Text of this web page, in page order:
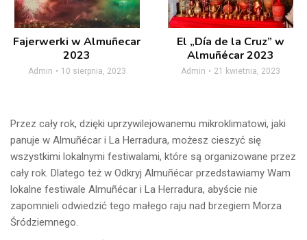
Fajerwerki w Almuñecar
2023
Admin 10 sierpnia, 2023
El „Día de la Cruz” w
Almuñécar 2023
Admin 21 kwietnia, 2023
Przez cały rok, dzięki uprzywilejowanemu mikroklimatowi, jaki
panuje w Almuñécar i La Herradura, możesz cieszyć się
wszystkimi lokalnymi festiwalami, które są organizowane przez
cały rok. Dlatego też w Odkryj Almuñécar przedstawiamy Wam
lokalne festiwale Almuñécar i La Herradura, abyście nie
zapomnieli odwiedzić tego małego raju nad brzegiem Morza
Śródziemnego.